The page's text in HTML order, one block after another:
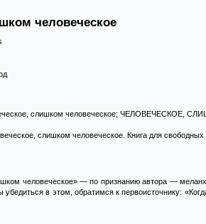
человеческое
слишком человеческое; ЧЕЛОВЕЧЕСКОЕ,
слишком человеческое. Книга для
человеческое» — по признанию автора —
убедиться в этом, обратимся к первоисточнику: